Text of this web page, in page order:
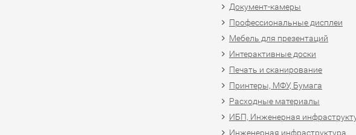
Документ-камеры
Профессиональные дисплеи
Мебель для презентаций
Интерактивные доски
Печать и сканирование
Принтеры, МФУ, Бумага
Расходные материалы
ИБП, Инженерная
Инженерная инфраструктура